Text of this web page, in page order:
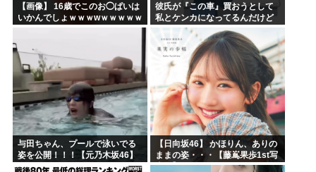
【画像】 16歳でこのお◯ぱいは
いかんでしょｗｗｗwｗｗｗｗｗ
ｗｗｗ❤
彼氏が『この車』買おうとして
私とケンカになってるんだけど
ｗｗｗｗｗｗ
与田ちゃん、プールで泳いでる
姿を公開！！！【元乃木坂46】
【日向坂46】 かほりん、ありの
ままの姿・・・【藤嶌果歩1st写
真集】